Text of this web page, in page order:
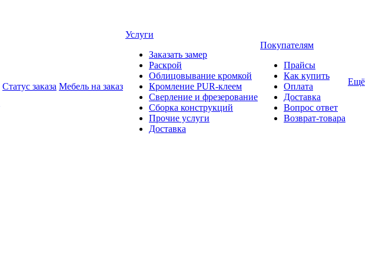
Статус заказа Мебель на заказ
Услуги
Заказать замер
Раскрой
Облицовывание кромкой
Кромление PUR-клеем
Сверление и фрезерование
Сборка конструкций
Прочие услуги
Доставка
Покупателям
Прайсы
Как купить
Оплата
Доставка
Вопрос ответ
Возврат-товара
Ещё